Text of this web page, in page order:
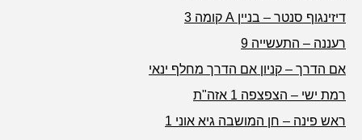
דיזינגוף סנטר – בניין A קומה 3
רעננה – התעשייה 9
אם הדרך – קניון אם הדרך מחלף ינאי
רמת ישי – הצפצפה 1 אזה"ת
ראש פינה – חן המושבה גיא אוני 1